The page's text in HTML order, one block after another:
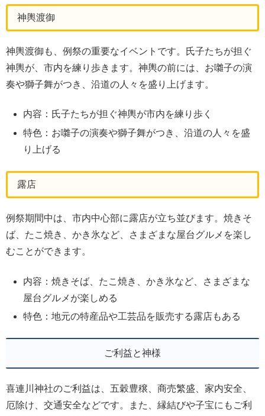
神輿渡御
神輿渡御も、例祭の重要なイベントです。氏子たちが担ぐ
神輿が、市内を練り歩きます。神輿の前には、お囃子の演
奏や獅子舞がつき、沿道の人々を盛り上げます。
内容：氏子たちが担ぐ神輿が市内を練り歩く
特色：お囃子の演奏や獅子舞がつき、沿道の人々を盛
り上げる
露店
例祭期間中は、市内中心部に露店が立ち並びます。焼きそ
ば、たこ焼き、かき氷など、さまざまな屋台グルメを楽し
むことができます。
内容：焼きそば、たこ焼き、かき氷など、さまざまな
屋台グルメが楽しめる
特色：地元の特産品や工芸品を販売する露店もある
ご利益と神様
喜連川神社のご利益は、五穀豊穣、商売繁盛、家内安全、
厄除け、交通安全などです。また、縁結びや子宝にもご利